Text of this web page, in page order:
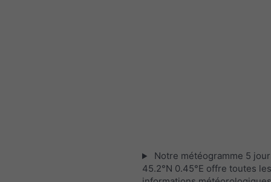
Notre météogramme 5
45.2°N 0.45°E offre toutes les